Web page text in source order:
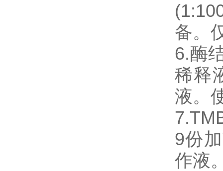
备。
6.酶
稀释
液。
9份
作液